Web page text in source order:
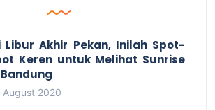
Libur Akhir Pekan, Inilah Spot-
Keren untuk Melihat Sunrise
August 2020